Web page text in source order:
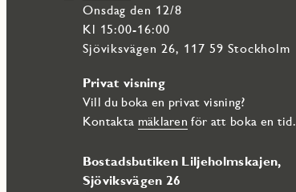
onsdag den 12/8
Kl 15:00-16:00
Sjöviksvägen 26, 117 59 Stockholm
Privat visning
Vill du boka en privat visning?
Kontakta mäklaren för att boka en tid.
Bostadsbutiken Liljeholmskajen,
Sjöviksvägen 26